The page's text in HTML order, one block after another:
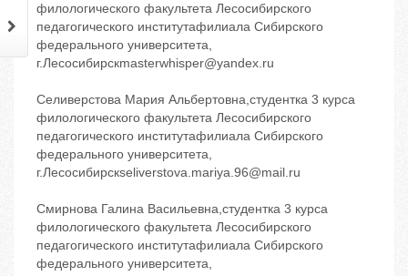
филологического факультета Лесосибирского
педагогического институтафилиала Сибирского
федерального университета,
г.Лесосибирскmasterwhisper@yandex.ru
Селиверстова Мария Альбертовна,студентка 3 курса
филологического факультета Лесосибирского
педагогического институтафилиала Сибирского
федерального университета,
г.Лесосибирскseliverstova.mariya.96@mail.ru
Смирнова Галина Васильевна,студентка 3 курса
филологического факультета Лесосибирского
педагогического институтафилиала Сибирского
федерального университета,